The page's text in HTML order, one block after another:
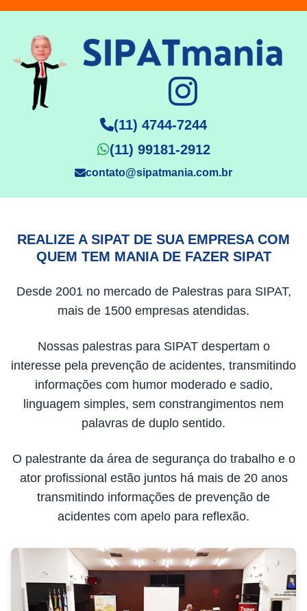
(11) 4744-7244
(11) 99181-2912
contato@sipatmania.com.br
REALIZE A SIPAT DE SUA EMPRESA COM
QUEM TEM MANIA DE FAZER SIPAT
Desde 2001 no mercado de Palestras para SIPAT,
mais de 1500 empresas atendidas.
Nossas palestras para SIPAT despertam o
interesse pela prevenção de acidentes, transmitindo
informações com humor moderado e sadio,
linguagem simples, sem constrangimentos nem
palavras de duplo sentido.
O palestrante da área de segurança do trabalho e o
ator profissional estão juntos há mais de 20 anos
transmitindo informações de prevenção de
acidentes com apelo para reflexão.